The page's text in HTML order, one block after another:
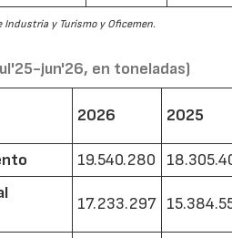
Industria y Turismo y Oficemen.
jun'26, en toneladas)
2026 2025
19.540.280
17.233.297